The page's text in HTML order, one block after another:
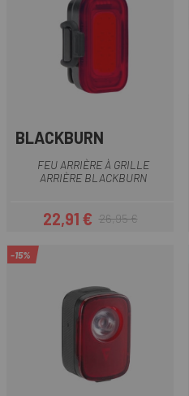
BLACKBURN
FEU ARRIÈRE À GRILLE
ARRIÈRE BLACKBURN
Prix
22,91 €Prix habituel
26,95 €
-15%